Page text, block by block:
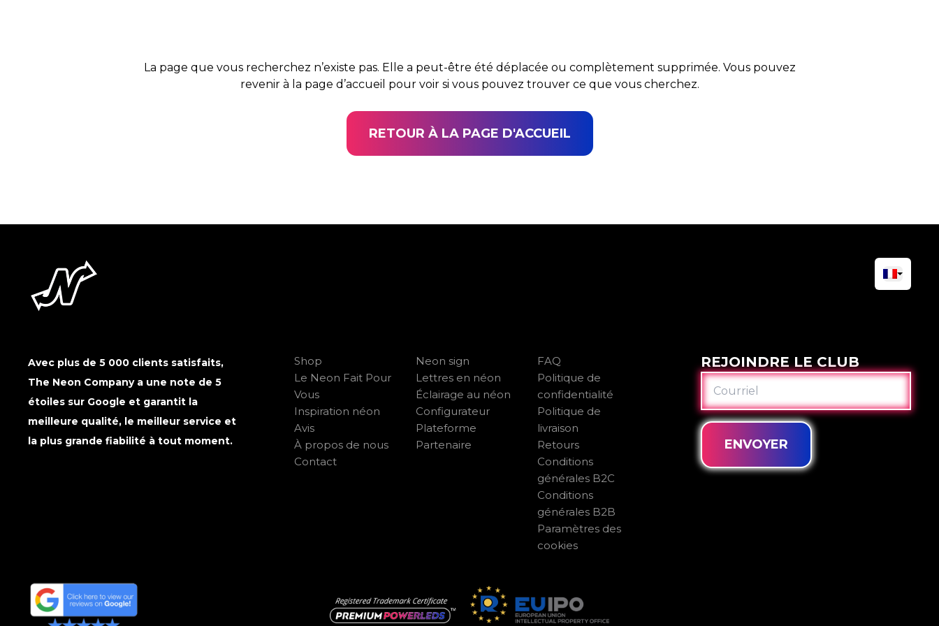
La page que vous recherchez n’existe pas. Elle a peut-être été déplacée ou complètement supprimée. Vous pouvez
revenir à la page d’accueil pour voir si vous pouvez trouver ce que vous cherchez.
RETOUR À LA PAGE D'ACCUEIL
Avec plus de 5 000 clients satisfaits,
The Neon Company a une note de 5
étoiles sur Google et garantit la
meilleure qualité, le meilleur service et
la plus grande fiabilité à tout moment.
Shop
Le Neon Fait Pour
Vous
Inspiration néon
Avis
À propos de nous
Contact
Neon sign
Lettres en néon
Éclairage au néon
Configurateur
Plateforme
Partenaire
FAQ
Politique de
confidentialité
Politique de
livraison
Retours
Conditions
générales B2C
Conditions
générales B2B
Paramètres des
cookies
REJOINDRE LE CLUB
COURRIEL
ENVOYER